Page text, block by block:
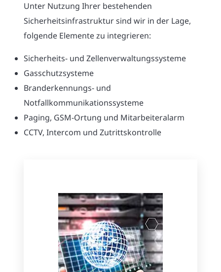
Unter Nutzung Ihrer bestehenden
Sicherheitsinfrastruktur sind wir in der Lage,
folgende Elemente zu integrieren:
Sicherheits- und Zellenverwaltungssysteme
Gasschutzsysteme
Branderkennungs- und
Notfallkommunikationssysteme
Paging, GSM-Ortung und Mitarbeiteralarm
CCTV, Intercom und Zutrittskontrolle